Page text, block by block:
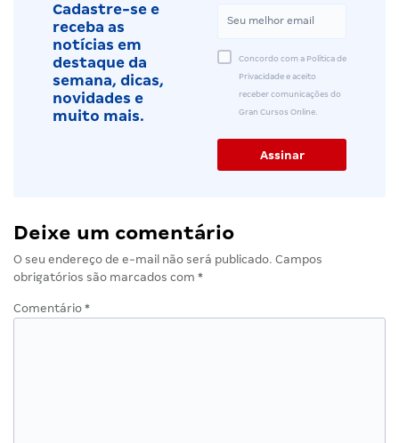
Cadastre-se e
receba as
notícias em
destaque da
semana, dicas,
novidades e
muito mais.
Concordo com a Política de
Privacidade e aceito
receber comunicações do
Gran Cursos Online.
Deixe um comentário
O seu endereço de e-mail não será publicado. Campos
obrigatórios são marcados com *
Comentário *